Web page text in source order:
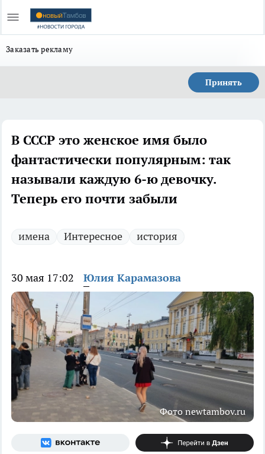
Заказать рекламу
Принять
В СССР это женское имя было
фантастически популярным: так
называли каждую 6-ю девочку.
Теперь его почти забыли
имена Интересное история
30 мая 17:02 Юлия Карамазова
Фото newtambov.ru